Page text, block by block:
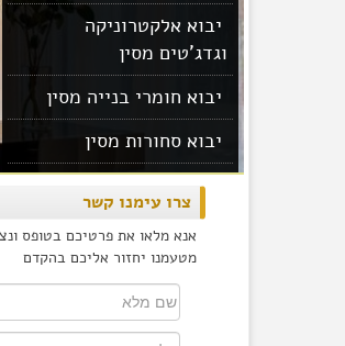
יבוא אלקטרוניקה
וגדג'טים מסין
יבוא חומרי בנייה מסין
יבוא סחורות מסין
יבוא מוצרים מסין
צרו עימנו קשר
אנא מלאו את פרטיכם בטופס
מטעמנו יחזור אליכם בהקדם